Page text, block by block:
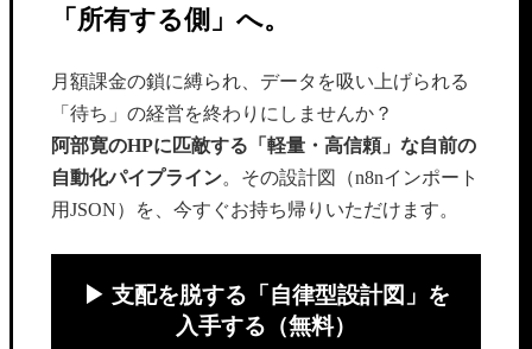
「所有する側」へ。
月額課金の鎖に縛られ、データを吸い上げられる
「待ち」の経営を終わりにしませんか？
阿部寛のHPに匹敵する「軽量・高信頼」な自前の
自動化パイプライン。その設計図（n8nインポート
用JSON）を、今すぐお持ち帰りいただけます。
▶ 支配を脱する「自律型設計図」を
入手する（無料）